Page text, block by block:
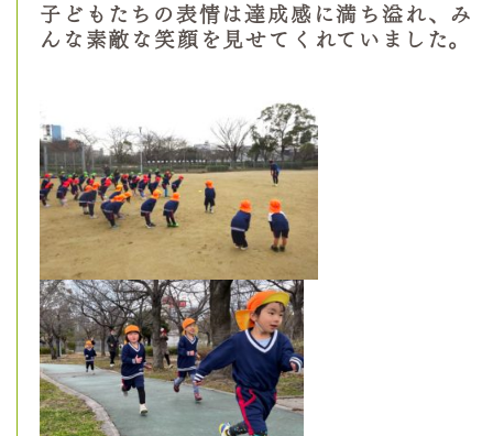
子どもたちの表情は達成感に満ち溢れ、み
んな素敵な笑顔を見せてくれていました。